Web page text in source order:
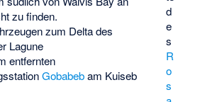
d
e
s
R
o
s
zu finden.
zum Delta des
Lagune
entfernten
Gobabebam Kuiseb